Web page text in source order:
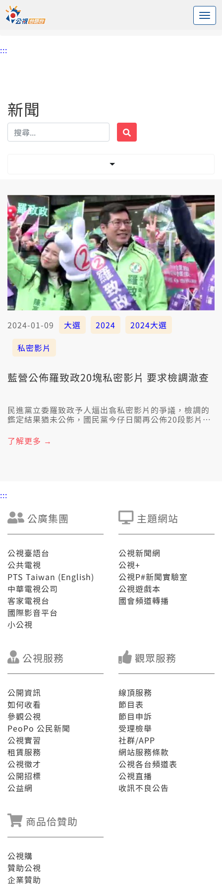
中央內容區塊
頭頁
:::
新聞
2024-01-09 大選 2024
2024大選
私密影片
藍營公佈羅致政20塊私密影片 要求檢調澈查
民進黨立委羅致政予人煏出翕私密影片的爭議，檢調的
鑑定結果猶未公佈，國民黨今仔日閣再公佈20段影片，
佇面冊回應，質疑國民黨影片的來源，也批評中共介入
選舉，閣和藍營的政客一條龍作業、影響國家。另外，
了解更多 →
:::
公廣集團
公視臺語台
公共電視
PTS Taiwan (English)
中華電視公司
客家電視台
國際影音平台
小公視
主題網站
公視新聞網
公視+
公視P#新聞實驗室
公視遊戲本
國會頻道轉播
公視服務
公開資訊
如何收看
參觀公視
PeoPo 公民新聞
公視實習
租賃服務
公視徵才
公開招標
公益網
觀眾服務
線頂服務
節目表
節目申訴
受理檢舉
社群/APP
網站服務條款
公視各台頻道表
公視直播
收訊不良公告
商品佮贊助
公視購
贊助公視
企業贊助